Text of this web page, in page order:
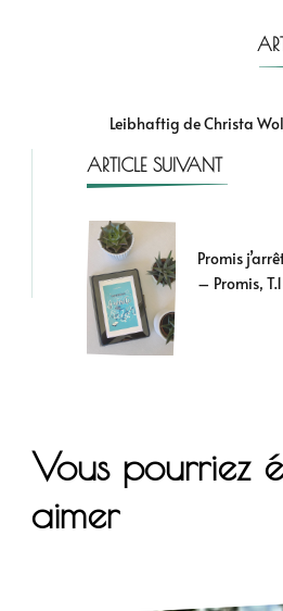
Leibhaftig de Christa
ARTICLE SUIVANT
Promis
– Promis, T.1
Vous pourriez
aimer